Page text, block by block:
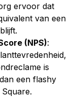
ervoor dat
van een
(NPS):
is
een flashy